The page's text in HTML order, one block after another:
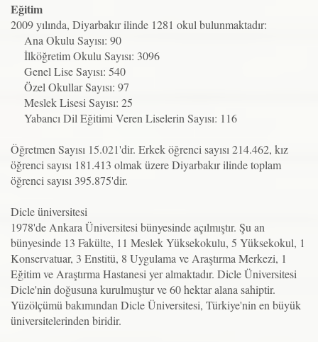
Eğitim
2009 yılında, Diyarbakır ilinde 1281 okul bulunmaktadır:
Ana Okulu Sayısı: 90
İlköğretim Okulu Sayısı: 3096
Genel Lise Sayısı: 540
Özel Okullar Sayısı: 97
Meslek Lisesi Sayısı: 25
Yabancı Dil Eğitimi Veren Liselerin Sayısı: 116
Öğretmen Sayısı 15.021'dir. Erkek öğrenci sayısı 214.462, kız
öğrenci sayısı 181.413 olmak üzere Diyarbakır ilinde toplam
öğrenci sayısı 395.875'dir.
Dicle üniversitesi
1978'de Ankara Üniversitesi bünyesinde açılmıştır. Şu an
bünyesinde 13 Fakülte, 11 Meslek Yüksekokulu, 5 Yüksekokul, 1
Konservatuar, 3 Enstitü, 8 Uygulama ve Araştırma Merkezi, 1
Eğitim ve Araştırma Hastanesi yer almaktadır. Dicle Üniversitesi
Dicle'nin doğusuna kurulmuştur ve 60 hektar alana sahiptir.
Yüzölçümü bakımından Dicle Üniversitesi, Türkiye'nin en büyük
üniversitelerinden biridir.